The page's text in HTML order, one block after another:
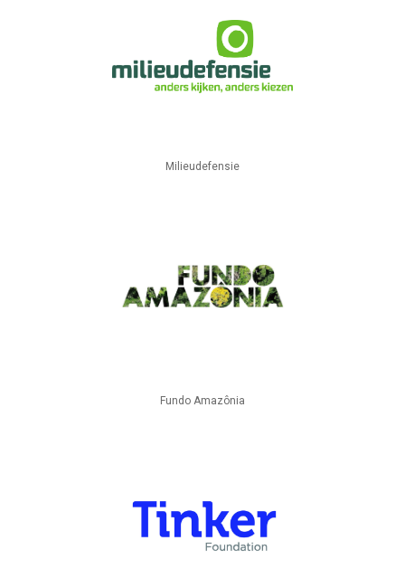
Milieudefensie
Fundo Amazônia